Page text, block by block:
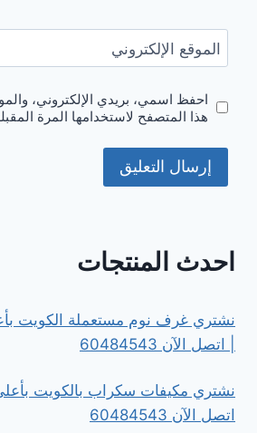
الموقع الإلكتروني
احفظ اسمي، بريدي الإلكتروني،
هذا المتصفح لاستخدامها المرة
احدث المنتجات
نشتري غرف نوم مستعملة الكويت
| اتصل الآن 60484543
نشتري مكيفات سكراب بالكويت
اتصل الآن 60484543